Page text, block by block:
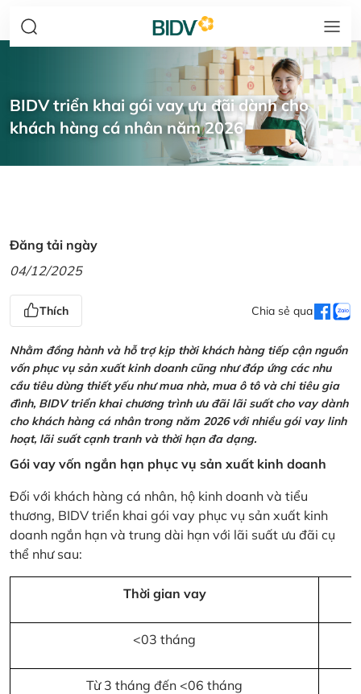
BIDV triển khai gói vay ưu đãi dành cho
khách hàng cá nhân năm 2026
Đăng tải ngày
04/12/2025
Thích Chia sẻ qua
Nhằm đồng hành và hỗ trợ kịp thời khách hàng tiếp cận nguồn
vốn phục vụ sản xuất kinh doanh cũng như đáp ứng các nhu
cầu tiêu dùng thiết yếu như mua nhà, mua ô tô và chi tiêu gia
đình, BIDV triển khai chương trình ưu đãi lãi suất cho vay dành
cho khách hàng cá nhân trong năm 2026 với nhiều gói vay linh
hoạt, lãi suất cạnh tranh và thời hạn đa dạng.
Gói vay vốn ngắn hạn phục vụ sản xuất kinh doanh
Đối với khách hàng cá nhân, hộ kinh doanh và tiểu
thương, BIDV triển khai gói vay phục vụ sản xuất kinh
doanh ngắn hạn và trung dài hạn với lãi suất ưu đãi cụ
thể như sau:
Thời gian vay
<03 tháng
Từ 3 tháng đến <06 tháng